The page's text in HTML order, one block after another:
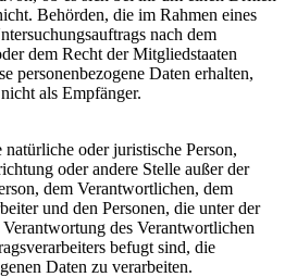
Behörden, die im Rahmen eines
nach dem
dem Recht der Mitgliedstaaten
personenbezogene Daten erhalten,
als Empfänger.
oder juristische Person,
oder andere Stelle außer der
dem Verantwortlichen, dem
und den Personen, die unter der
des Verantwortlichen
befugt sind, die
Daten zu verarbeiten.